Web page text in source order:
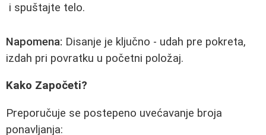
i spuštajte telo.
Napomena: Disanje je ključno - udah pre pokreta,
izdah pri povratku u početni položaj.
Kako Započeti?
Preporučuje se postepeno uvećavanje broja
ponavljanja: